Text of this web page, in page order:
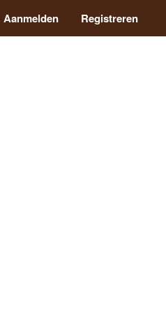
Aanmelden Registreren